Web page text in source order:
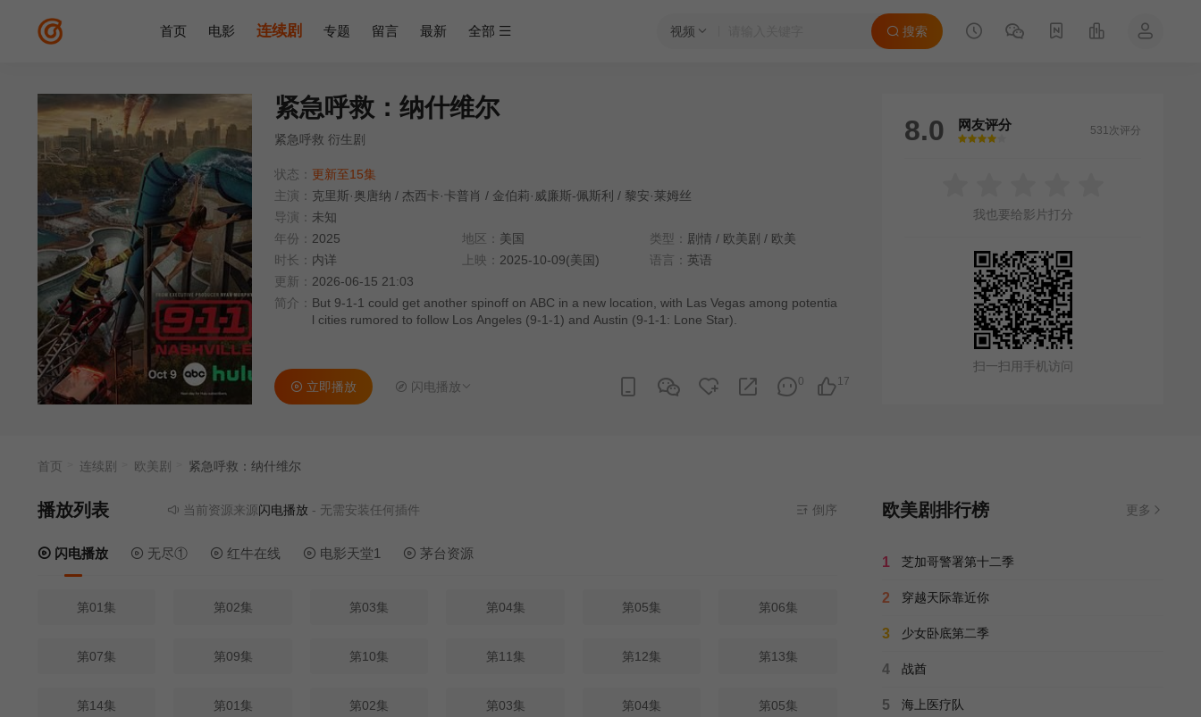
视频 搜索
首页 电影 连续剧 专题 留言 最新 全部
紧急呼救：纳什维尔
紧急呼救 衍生剧
状态： 更新至15集
主演： 克里斯·奥唐纳 / 杰西卡·卡普肖 / 金伯莉·威廉斯-佩斯利 / 黎安·莱姆丝
导演： 未知
年份： 2025 地区： 美国 类型： 剧情 / 欧美剧 / 欧美
时长： 内详 上映： 2025-10-09(美国) 语言： 英语
更新： 2026-06-15 21:03
简介： But 9-1-1 could get another spinoff on ABC in a new location, with Las Vegas among potentia
l cities rumored to follow Los Angeles (9-1-1) and Austin (9-1-1: Lone Star).
17
0
立即播放 闪电播放
8.0 网友评分
很差
较差还行推荐力荐
531次评分
我也要给影片打分
扫一扫用手机访问
首页 连续剧 欧美剧 紧急呼救：纳什维尔
播放列表 当前资源来源闪电播放- 无需安装任何插件 倒序
闪电播放 无尽① 红牛在线 电影天堂1 茅台资源
第01集 第02集 第03集 第04集 第05集 第06集
第07集 第09集 第10集 第11集 第12集 第13集
第14集 第01集 第02集 第03集 第04集 第05集
欧美剧排行榜 更多
1 芝加哥警署第十二季
2 穿越天际靠近你
3 少女卧底第二季
4 战酋
5 海上医疗队